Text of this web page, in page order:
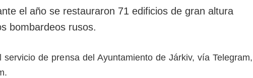
protección de datos
personales
Releases
el año se restauraron 71 edificios de gran altura
bombardeos rusos.
de prensa del Ayuntamiento de Járkiv, vía Telegram,